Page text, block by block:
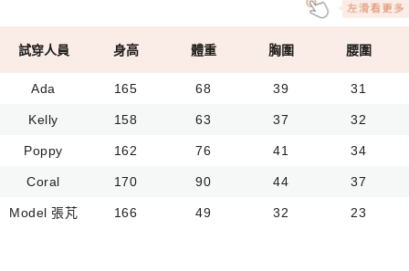
試穿人員 身高 體重 胸圍 腰圍
Ada 165 68 39 31
Kelly 158 63 37 32
Poppy 162 76 41 34
Coral 170 90 44 37
Model 張芃 166 49 32 23